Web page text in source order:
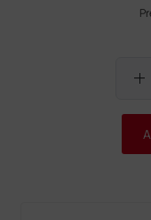
add